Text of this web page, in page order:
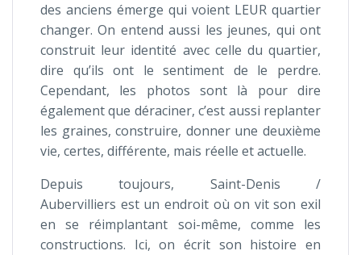
des anciens émerge qui voient LEUR quartier
changer. On entend aussi les jeunes, qui ont
construit leur identité avec celle du quartier,
dire qu’ils ont le sentiment de le perdre.
Cependant, les photos sont là pour dire
également que déraciner, c’est aussi replanter
les graines, construire, donner une deuxième
vie, certes, différente, mais réelle et actuelle.
Depuis toujours, Saint-Denis /
Aubervilliers est un endroit où on vit son exil
en se réimplantant soi-même, comme les
constructions. Ici, on écrit son histoire en